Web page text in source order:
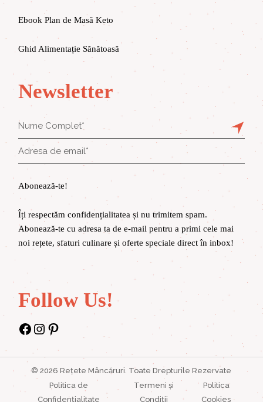
Ebook Plan de Masă Keto
Ghid Alimentație Sănătoasă
Newsletter
Abonează-te!
Îți respectăm confidențialitatea și nu trimitem spam.
Abonează-te cu adresa ta de e-mail pentru a primi cele mai
noi rețete, sfaturi culinare și oferte speciale direct în inbox!
Follow Us!
Facebook
Instagram
Pinterest
©2026 Rețete Mâncăruri . Toate Drepturile Rezervate
Politica de
Confidențialitate
Termeni și
Condiții
Politica
Cookies